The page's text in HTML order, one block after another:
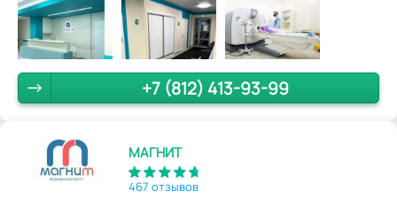
+7 (812) 413-93-99
МАГНИТ
467 отзывов